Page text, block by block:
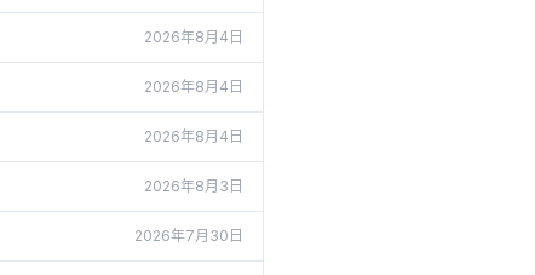
2026年8月4日
2026年8月4日
2026年8月4日
2026年8月3日
2026年7月30日